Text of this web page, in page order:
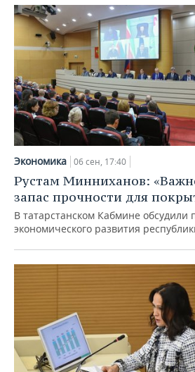
Экономика 06 сен, 17:40
Рустам Минниханов:
запас прочности для
В татарстанском Кабмине обсудили
экономического развития